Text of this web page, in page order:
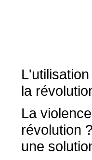
la
La
révolution
une